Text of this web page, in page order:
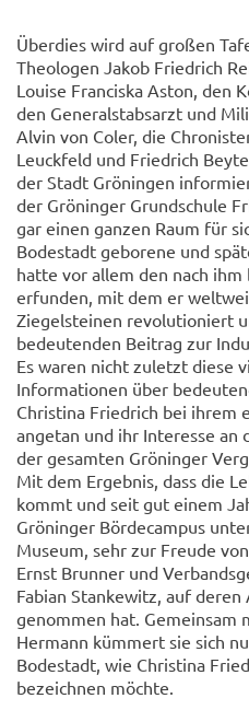
Überdies wird auf großen
Theologen Jakob Friedrich
Louise Franciska Aston, den
den Generalstabsarzt und
Alvin von Coler, die
Leuckfeld und Friedrich
der Stadt Gröningen
der Gröninger Grundschule
gar einen ganzen Raum für
Bodestadt geborene und
hatte vor allem den nach
erfunden, mit dem er
Ziegelsteinen revolutioniert
bedeutenden Beitrag zur
Es waren nicht zuletzt diese
Informationen über
Christina Friedrich bei ihrem
angetan und ihr Interesse an
der gesamten Gröninger
Mit dem Ergebnis, dass die
kommt und seit gut einem
Gröninger Bördecampus
Museum, sehr zur Freude
Ernst Brunner und
Fabian Stankewitz, auf
genommen hat. Gemeinsam
Hermann kümmert sie sich
Bodestadt, wie Christina
bezeichnen möchte.